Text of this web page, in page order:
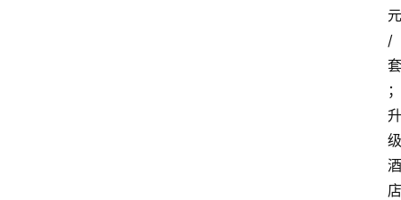
元
/
套
；
升
级
酒
店